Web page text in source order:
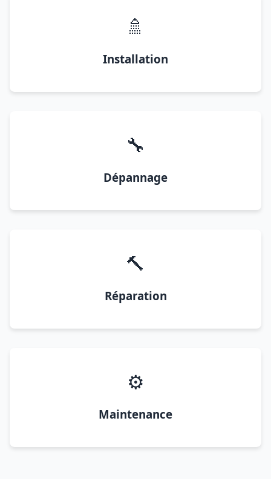
🚿
Installation
🔧
Dépannage
🔨
Réparation
⚙️
Maintenance